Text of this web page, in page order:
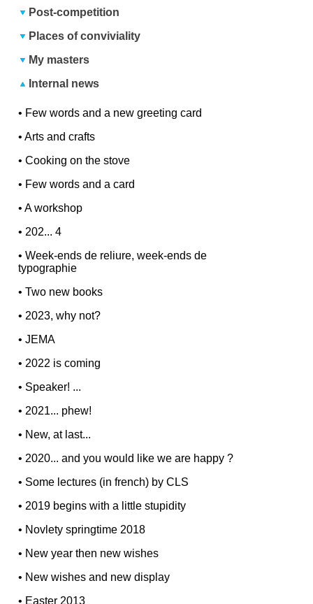
Post-competition
Places of conviviality
My masters
Internal news
• Few words and a new greeting card
•Arts and crafts
•Cooking on the stove
• Few words and a card
•A workshop
•202... 4
•Week-ends de reliure, week-ends de
typographie
•Two new books
•2023, why not?
•JEMA
•2022 is coming
• Speaker! ...
•2021... phew!
• New, at last...
•2020... and you would like we are happy ?
• Some lectures (in french) by CLS
•2019 begins with a little stupidity
• Novlety springtime 2018
• New year then new wishes
• New wishes and new display
• Easter 2013